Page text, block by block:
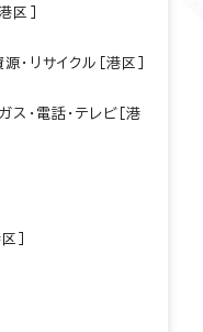
区］
・リサイクル［港区］
ス・電話・テレビ［港
］